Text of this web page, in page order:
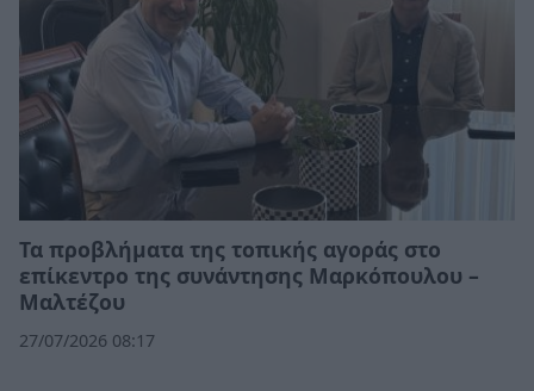
Τα προβλήματα της τοπικής αγοράς στο
επίκεντρο της συνάντησης Μαρκόπουλου –
Μαλτέζου
27/07/2026 08:17